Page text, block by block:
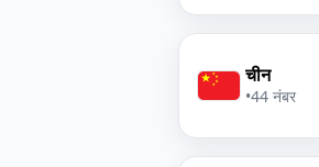
चीन
•44 नंबर